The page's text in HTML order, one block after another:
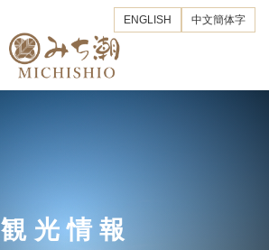
ENGLISH 中文簡体字
観光情報